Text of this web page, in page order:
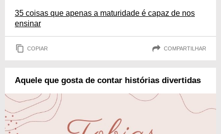
35 coisas que apenas a maturidade é capaz de nos
ensinar
COPIAR COMPARTILHAR
Aquele que gosta de contar histórias divertidas